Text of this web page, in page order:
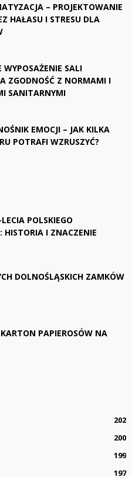
– PROJEKTOWANIE
HAŁASU I STRESU DLA
WYPOSAŻENIE SALI
A ZGODNOŚĆ Z NORMAMI I
SANITARNYMI
EMOCJI – JAK KILKA
POTRAFI WZRUSZYĆ?
POLSKIEGO
HISTORIA I ZNACZENIE
DOLNOŚLĄSKICH ZAMKÓW
PAPIEROSÓW NA
202
200
199
197